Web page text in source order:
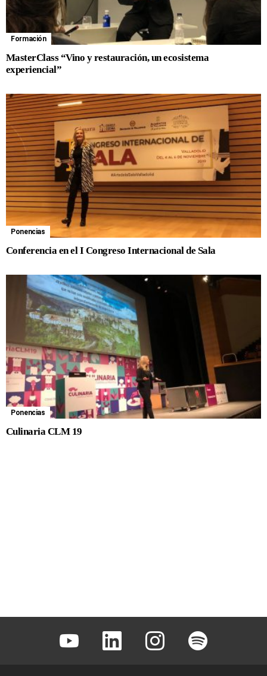
Formación
MasterClass “Vino y restauración, un ecosistema
experiencial”
Ponencias
Conferencia en el I Congreso Internacional de Sala
Ponencias
Culinaria CLM 19
Linkedin Instagram Spotify